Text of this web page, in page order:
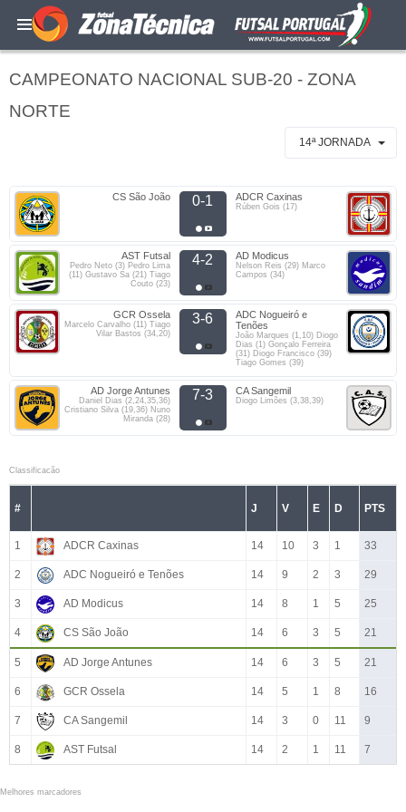
CAMPEONATO NACIONAL SUB-20 - ZONA
NORTE
14ª JORNADA
CS São João 0-1 ADCR Caxinas
Rúben Gois (17)
AST Futsal
Pedro Neto (3) Pedro Lima
(11) Gustavo Sa (21) Tiago
Couto (23)
4-2 AD Modicus
Nelson Reis (29) Marco
Campos (34)
GCR Ossela
Marcelo Carvalho (11) Tiago
Vilar Bastos (34,20)
3-6
ADC Nogueiró e
Tenões
João Marques (1,10) Diogo
Dias (1) Gonçalo Ferreira
(31) Diogo Francisco (39)
Tiago Gomes (39)
AD Jorge Antunes
Daniel Dias (2,24,35,36)
Cristiano Silva (19,36) Nuno
Miranda (28)
7-3 CA Sangemil
Diogo Limões (3,38,39)
Classificacão
# J V E D PTS
1 ADCR Caxinas 14 10 3 1 33
2 ADC Nogueiró e Tenões 14 9 2 3 29
3 AD Modicus 14 8 1 5 25
4 CS São João 14 6 3 5 21
5 AD Jorge Antunes 14 6 3 5 21
6 GCR Ossela 14 5 1 8 16
7 CA Sangemil 14 3 0 11 9
8 AST Futsal 14 2 1 11 7
Melhores marcadores